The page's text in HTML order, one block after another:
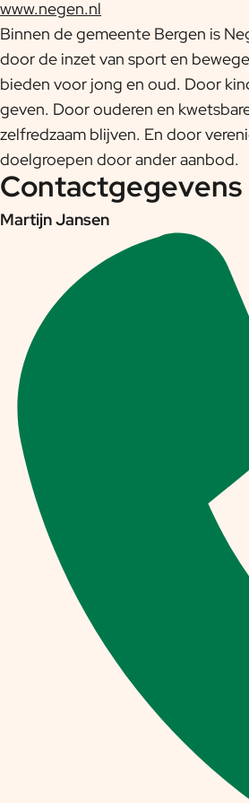
www.negen.nl
Binnen de gemeente Bergen is
door de inzet van sport en
bieden voor jong en oud. Door
geven. Door ouderen en
zelfredzaam blijven. En door
doelgroepen door ander aanbod.
Contactgegevens
Martijn Jansen